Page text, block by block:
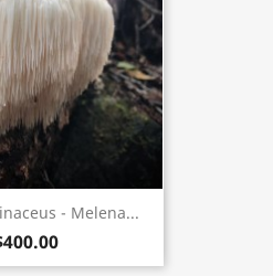
- Melena...